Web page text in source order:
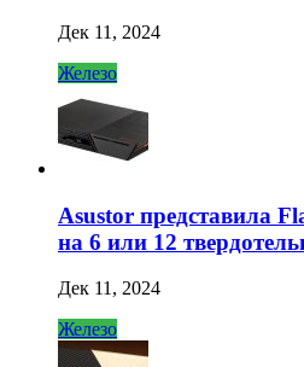
Дек 11, 2024
Железо
Asustor представила
на 6 или 12
Дек 11, 2024
Железо